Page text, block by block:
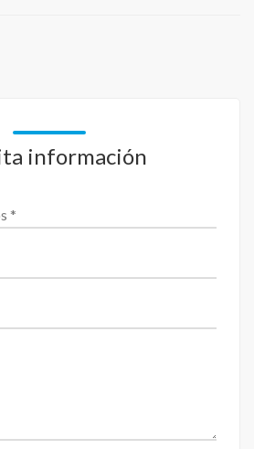
información